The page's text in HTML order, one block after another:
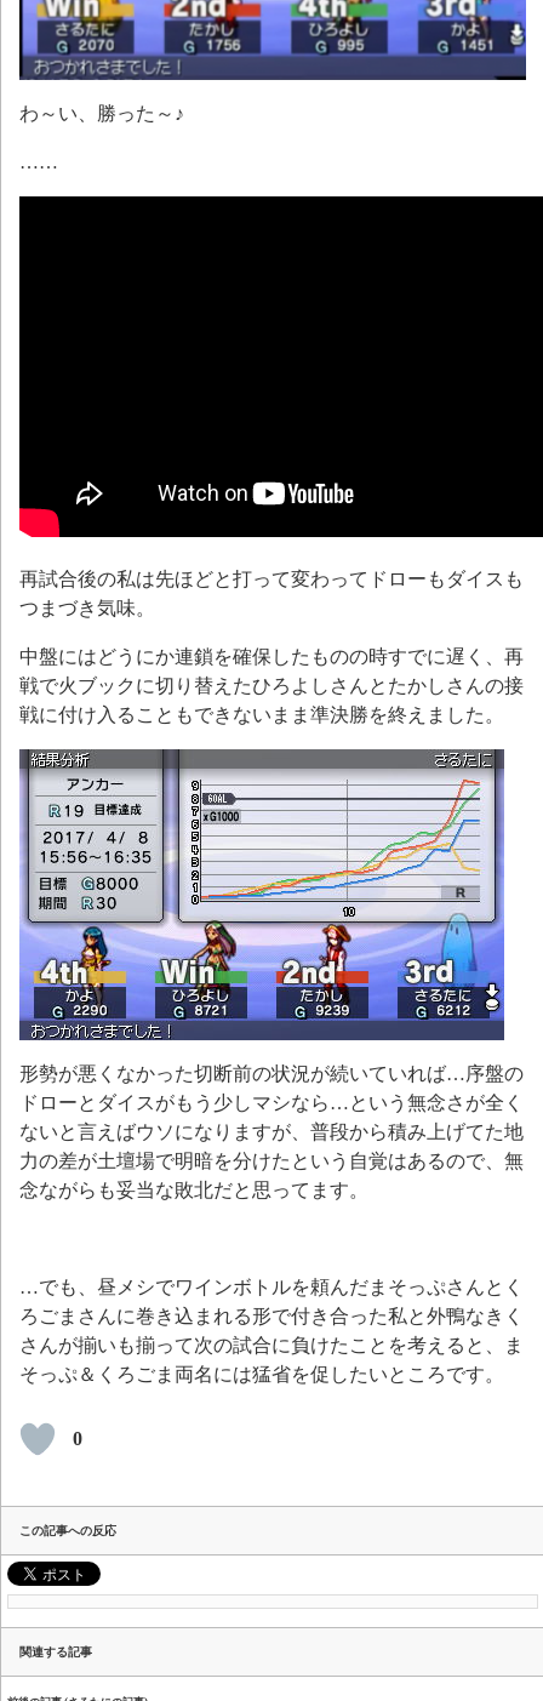
わ～い、勝った～♪
……
再試合後の私は先ほどと打って変わってドローもダイスも
つまづき気味。
中盤にはどうにか連鎖を確保したものの時すでに遅く、再
戦で火ブックに切り替えたひろよしさんとたかしさんの接
戦に付け入ることもできないまま準決勝を終えました。
形勢が悪くなかった切断前の状況が続いていれば…序盤の
ドローとダイスがもう少しマシなら…という無念さが全く
ないと言えばウソになりますが、普段から積み上げてた地
力の差が土壇場で明暗を分けたという自覚はあるので、無
念ながらも妥当な敗北だと思ってます。
…でも、昼メシでワインボトルを頼んだまそっぷさんとく
ろごまさんに巻き込まれる形で付き合った私と外鴨なきく
さんが揃いも揃って次の試合に負けたことを考えると、ま
そっぷ＆くろごま両名には猛省を促したいところです。
0
この記事への反応
関連する記事